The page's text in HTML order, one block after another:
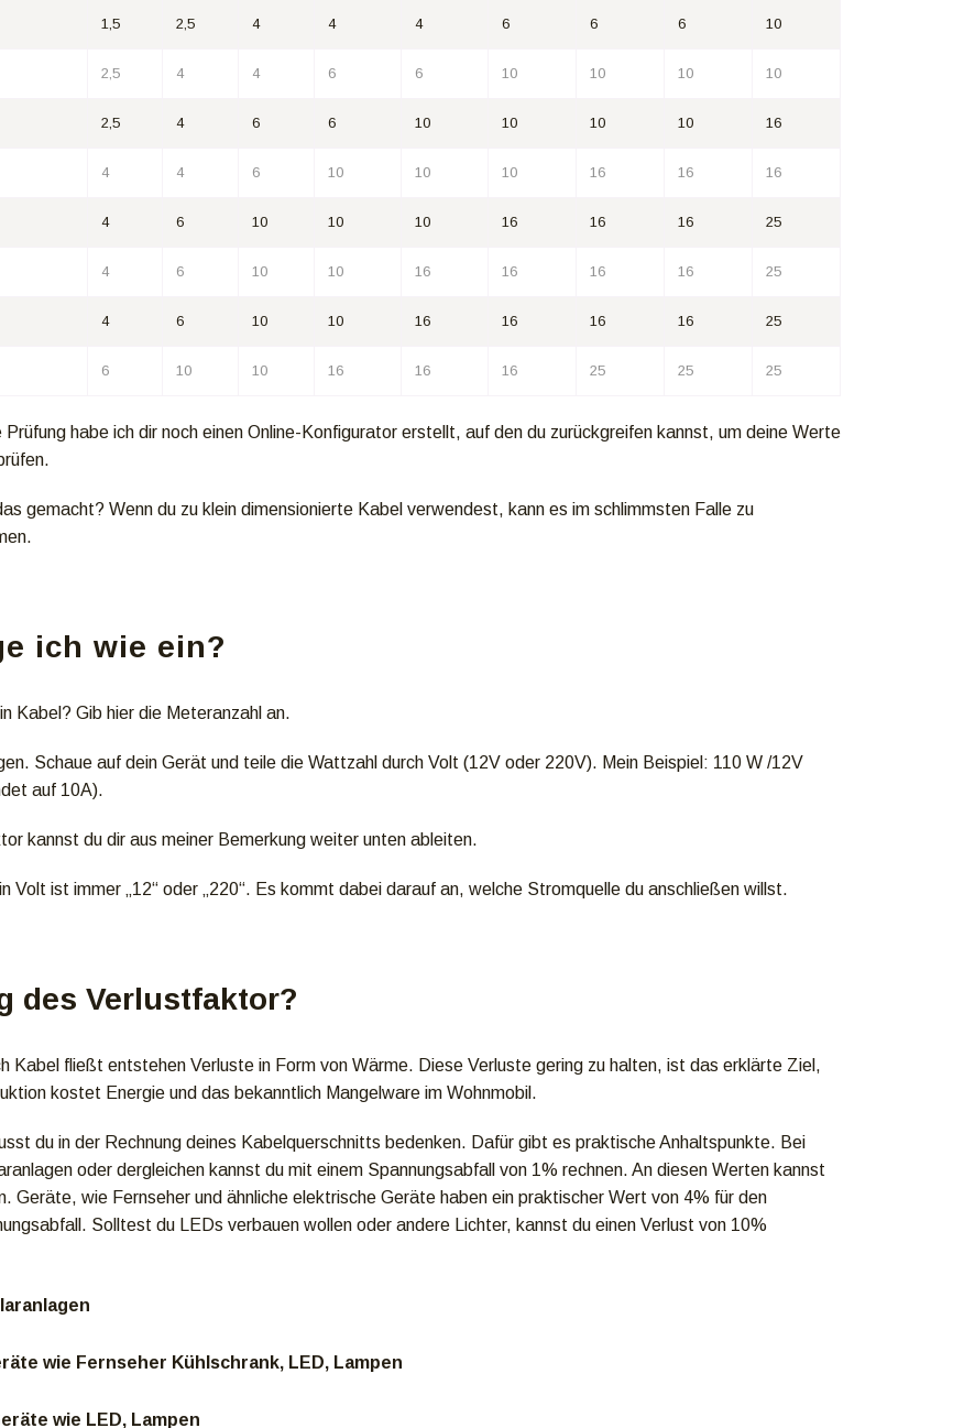
1,5 2,5 4 4 4 6 6 6 10
2,5 4 4 6 6 10 10 10 10
2,5 4 6 6 10 10 10 10 16
4 4 6 10 10 10 16 16 16
4 6 10 10 10 16 16 16 25
4 6 10 10 16 16 16 16 25
4 6 10 10 16 16 16 16 25
6 10 10 16 16 16 25 25 25
Prüfung habe ich dir noch einen Online-Konfigurator erstellt, auf den du zurückgreifen kannst, um deine Werte
gemacht? Wenn du zu klein dimensionierte Kabel verwendest, kann es im schlimmsten Falle zu
ich wie ein?
Kabel? Gib hier die Meteranzahl an.
Schaue auf dein Gerät und teile die Wattzahl durch Volt (12V oder 220V). Mein Beispiel: 110 W /12V
auf 10A).
kannst du dir aus meiner Bemerkung weiter unten ableiten.
Volt ist immer „12“ oder „220“. Es kommt dabei darauf an, welche Stromquelle du anschließen willst.
des Verlustfaktor?
Kabel fließt entstehen Verluste in Form von Wärme. Diese Verluste gering zu halten, ist das erklärte Ziel,
kostet Energie und das bekanntlich Mangelware im Wohnmobil.
du in der Rechnung deines Kabelquerschnitts bedenken. Dafür gibt es praktische Anhaltspunkte. Bei
oder dergleichen kannst du mit einem Spannungsabfall von 1% rechnen. An diesen Werten kannst
Geräte, wie Fernseher und ähnliche elektrische Geräte haben ein praktischer Wert von 4% für den
Solltest du LEDs verbauen wollen oder andere Lichter, kannst du einen Verlust von 10%
wie Fernseher Kühlschrank, LED, Lampen
wie LED, Lampen